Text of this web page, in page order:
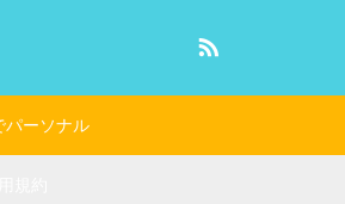
パーソナル